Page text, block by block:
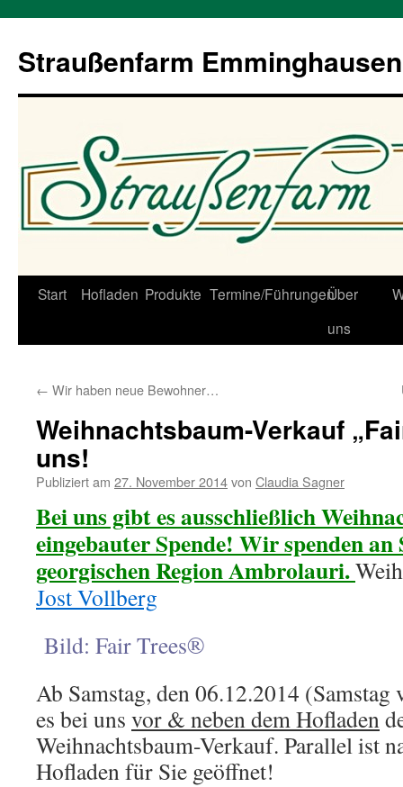
Straußenfarm Emminghausen
Zum
Start Hofladen Produkte Termine/FührungenÜber
uns
← Wir haben neue Bewohner…
Weihnachtsbaum-Verkauf
uns!
Publiziert am 27. November 2014von Claudia Sagner
Bei uns gibt es ausschließlich
eingebauter Spende! Wir spenden
georgischen Region Ambrolauri.
Jost Vollberg
Bild: Fair Trees®
Ab Samstag, den 06.12.2014
es bei uns vor & neben dem Hofladen
Weihnachtsbaum-Verkauf. Parallel ist
Hofladen für Sie geöffnet!